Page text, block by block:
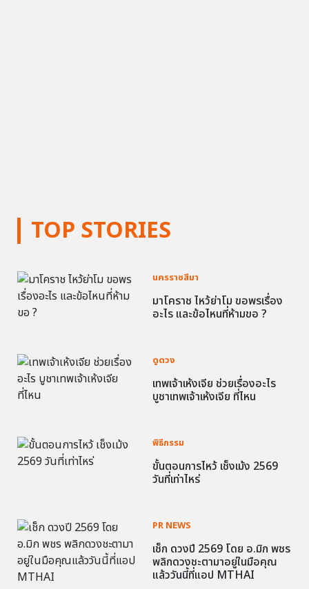
TOP STORIES
นครราชสีมา
มาโคราช ไหว้ย่าโม ขอพรเรื่อง
อะไร และข้อไหนที่ห้ามขอ ?
ดูดวง
เทพเจ้าเห้งเจีย ช่วยเรื่องอะไร
บูชาเทพเจ้าเห้งเจีย ที่ไหน
พิธีกรรม
ขั้นตอนการไหว้ เช็งเม้ง 2569
วันที่เท่าไหร่
PR NEWS
เช็ก ดวงปี 2569 โดย อ.มิก พชร
พลิกดวงชะตามาอยู่ในมือคุณ
แล้ววันนี้ที่แอป MTHAI